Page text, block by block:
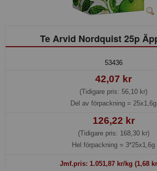
Te Arvid Nordquist 25p
53436
42,07 kr
(Tidigare pris: 56,10 kr)
Del av förpackning = 25x1,6g
126,22 kr
(Tidigare pris: 168,30 kr)
Hel förpackning = 3*25x1,6g
Jmf.pris: 1.051,87 kr/kg (1,68